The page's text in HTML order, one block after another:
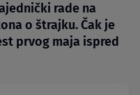
rade na
o štrajku. Čak je
prvog maja ispred